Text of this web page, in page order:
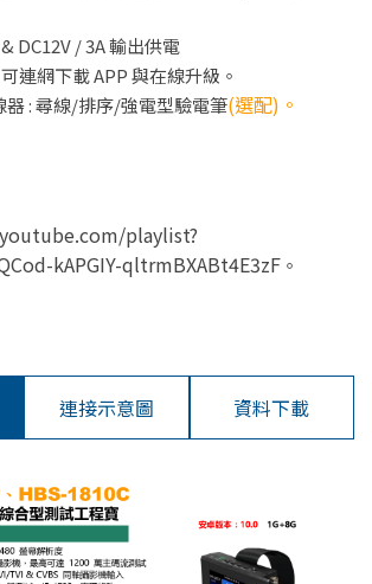
DC12V / 3A 輸出供電
連網下載 APP 與在線升級。
器 : 尋線/排序/強電型驗電筆(選配)。
playlist?
kAPGIY-qltrmBXABt4E3zF 。
連接示意圖 資料下載